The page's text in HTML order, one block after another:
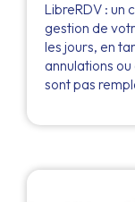
LibreRDV : un
gestion de
les jours, en
annulations
sont pas